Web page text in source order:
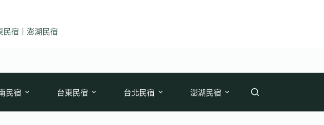
民宿｜澎湖民宿
民宿 台東民宿 台北民宿 澎湖民宿